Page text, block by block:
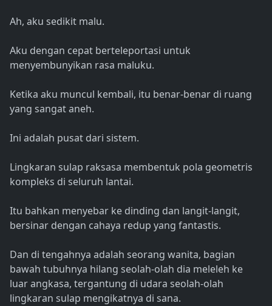
Ah, aku sedikit malu.
Aku dengan cepat berteleportasi untuk
menyembunyikan rasa maluku.
Ketika aku muncul kembali, itu benar-benar di ruang
yang sangat aneh.
Ini adalah pusat dari sistem.
Lingkaran sulap raksasa membentuk pola geometris
kompleks di seluruh lantai.
Itu bahkan menyebar ke dinding dan langit-langit,
bersinar dengan cahaya redup yang fantastis.
Dan di tengahnya adalah seorang wanita, bagian
bawah tubuhnya hilang seolah-olah dia meleleh ke
luar angkasa, tergantung di udara seolah-olah
lingkaran sulap mengikatnya di sana.